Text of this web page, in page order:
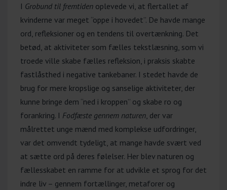
I Grobund til fremtiden oplevede vi, at flertallet af
kvinderne var meget “oppe i hovedet”. De havde mange
ord, refleksioner og en tendens til overtænkning. Det
betød, at aktiviteter som fælles tekstlæsning, som vi
troede ville skabe fælles refleksion, i praksis skabte
fastlåsthed i negative tankebaner. I stedet havde de
brug for mere kropslige og sanselige aktiviteter, der
kunne bringe dem “ned i kroppen” og skabe ro og
forankring. I Fodfæste gennem naturen , der var
målrettet unge mænd med komplekse udfordringer,
var det omvendt tydeligt, at mange havde svært ved
at sætte ord på deres følelser. Her blev naturen og
fællesskabet en ramme for at udvikle et sprog for det
indre liv – gennem fortællinger, metaforer og